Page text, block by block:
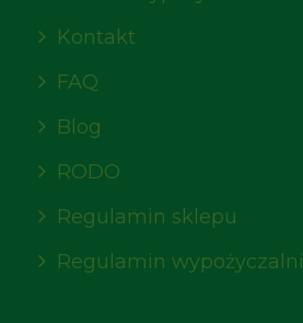
Kontakt
FAQ
Blog
RODO
Regulamin sklepu
Regulamin wypożyczalni